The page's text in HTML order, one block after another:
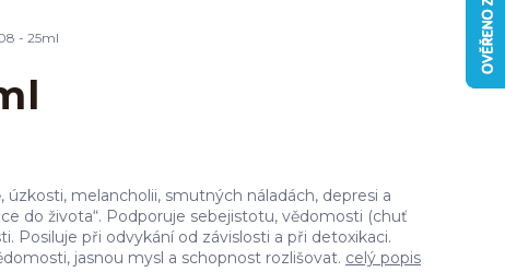
- 25ml
úzkosti, melancholii, smutných náladách, depresi a
do života“. Podporuje sebejistotu, vědomosti (chuť
Posiluje při odvykání od závislosti a při detoxikaci.
jasnou mysl a schopnost rozlišovat. celý popis